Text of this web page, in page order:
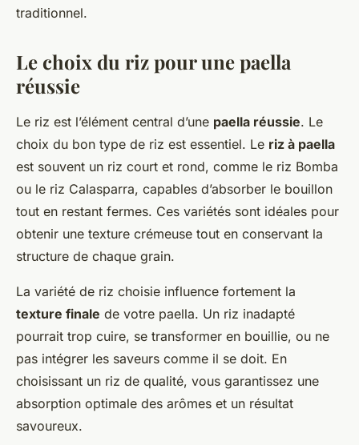
traditionnel.
Le choix du riz pour une paella
réussie
Le riz est l’élément central d’une paella réussie. Le
choix du bon type de riz est essentiel. Le riz à paella
est souvent un riz court et rond, comme le riz Bomba
ou le riz Calasparra, capables d’absorber le bouillon
tout en restant fermes. Ces variétés sont idéales pour
obtenir une texture crémeuse tout en conservant la
structure de chaque grain.
La variété de riz choisie influence fortement la
texture finale de votre paella. Un riz inadapté
pourrait trop cuire, se transformer en bouillie, ou ne
pas intégrer les saveurs comme il se doit. En
choisissant un riz de qualité, vous garantissez une
absorption optimale des arômes et un résultat
savoureux.